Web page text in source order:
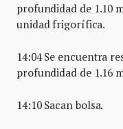
profundidad de 1.10
unidad frigorífica.
14:04 Se encuentra
profundidad de 1.16
14:10 Sacan bolsa.